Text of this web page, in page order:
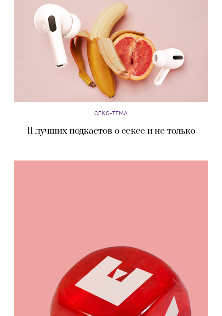
СЕКС-ТЕМА
11 лучших подкастов о сексе и не только